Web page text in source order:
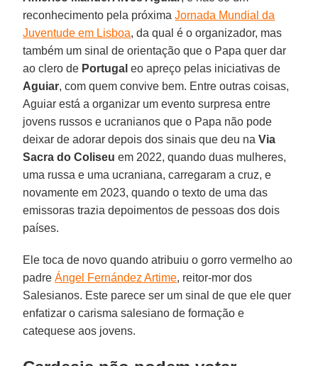
reconhecimento pela próximaJornada Mundial da
Juventude em Lisboa, da qual é o organizador, mas
também um sinal de orientação que o Papa quer dar
ao clero de Portugal eo apreço pelas iniciativas de
Aguiar, com quem convive bem. Entre outras coisas,
Aguiar está a organizar um evento surpresa entre
jovens russos e ucranianos que o Papa não pode
deixar de adorar depois dos sinais que deu naVia
Sacra do Coliseu em 2022, quando duas mulheres,
uma russa e uma ucraniana, carregaram a cruz, e
novamente em 2023, quando o texto de uma das
emissoras trazia depoimentos de pessoas dos dois
países.
Ele toca de novo quando atribuiu o gorro vermelho ao
padreÁngel Fernández Artime, reitor-mor dos
Salesianos. Este parece ser um sinal de que ele quer
enfatizar o carisma salesiano de formação e
catequese aos jovens.